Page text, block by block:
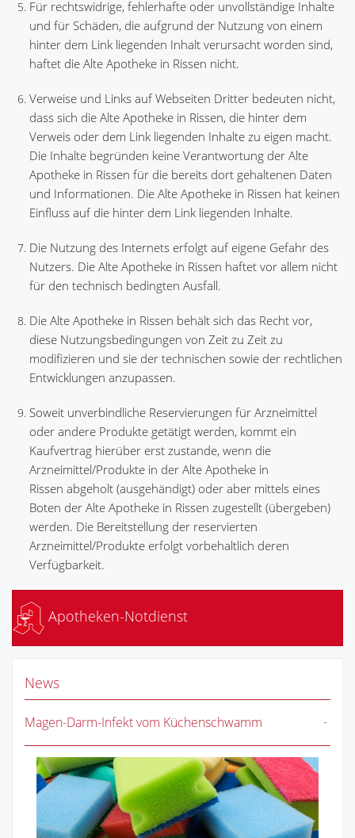
Für rechtswidrige, fehlerhafte oder unvollständige Inhalte
und für Schäden, die aufgrund der Nutzung von einem
hinter dem Link liegenden Inhalt verursacht worden sind,
haftet die Alte Apotheke in Rissen nicht.
Verweise und Links auf Webseiten Dritter bedeuten nicht,
dass sich die Alte Apotheke in Rissen, die hinter dem
Verweis oder dem Link liegenden Inhalte zu eigen macht.
Die Inhalte begründen keine Verantwortung der Alte
Apotheke in Rissen für die bereits dort gehaltenen Daten
und Informationen. Die Alte Apotheke in Rissen hat keinen
Einfluss auf die hinter dem Link liegenden Inhalte.
Die Nutzung des Internets erfolgt auf eigene Gefahr des
Nutzers. Die Alte Apotheke in Rissen haftet vor allem nicht
für den technisch bedingten Ausfall.
Die Alte Apotheke in Rissen behält sich das Recht vor,
diese Nutzungsbedingungen von Zeit zu Zeit zu
modifizieren und sie der technischen sowie der rechtlichen
Entwicklungen anzupassen.
Soweit unverbindliche Reservierungen für Arzneimittel
oder andere Produkte getätigt werden, kommt ein
Kaufvertrag hierüber erst zustande, wenn die
Arzneimittel/Produkte in der Alte Apotheke in
Rissen abgeholt (ausgehändigt) oder aber mittels eines
Boten der Alte Apotheke in Rissen zugestellt (übergeben)
werden. Die Bereitstellung der reservierten
Arzneimittel/Produkte erfolgt vorbehaltlich deren
Verfügbarkeit.
Apotheken-Notdienst
News
Magen-Darm-Infekt vom Küchenschwamm